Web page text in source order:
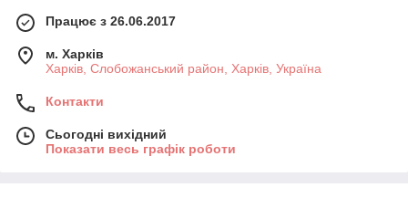
Працює з 26.06.2017
м. Харків
Харків, Слобожанський район, Харків, Україна
Контакти
Сьогодні вихідний
Показати весь графік роботи